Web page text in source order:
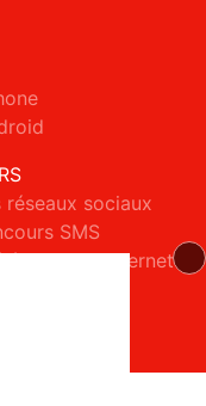
sociaux
SMS
et internet